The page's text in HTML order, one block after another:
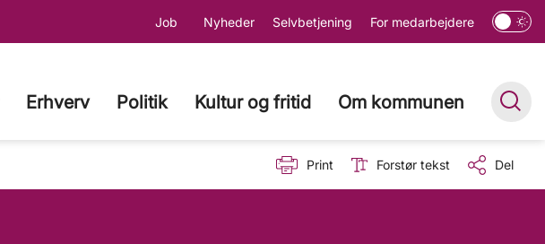
Job Nyheder Selvbetjening For medarbejdere
Erhverv Politik Kultur og fritid Om kommunen
Print Forstør tekst Del